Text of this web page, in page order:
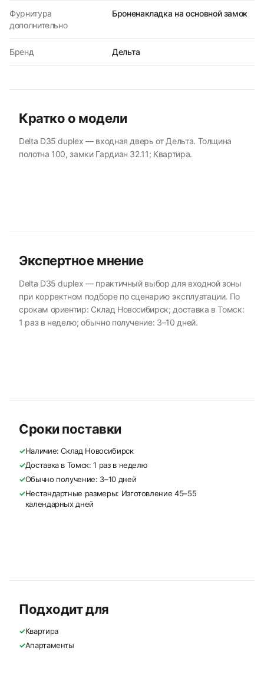
Фурнитура
дополнительно
Броненакладка на основной замок
Бренд Дельта
Кратко о модели
Delta D35 duplex — входная дверь от Дельта. Толщина
полотна 100, замки Гардиан 32.11; Квартира.
Экспертное мнение
Delta D35 duplex — практичный выбор для входной зоны
при корректном подборе по сценарию эксплуатации. По
срокам ориентир: Склад Новосибирск; доставка в Томск:
1 раз в неделю; обычно получение: 3–10 дней.
Сроки поставки
✓Наличие: Склад Новосибирск
✓Доставка в Томск: 1 раз в неделю
✓Обычно получение: 3–10 дней
✓Нестандартные размеры: Изготовление 45–55
календарных дней
Подходит для
✓Квартира
✓Апартаменты